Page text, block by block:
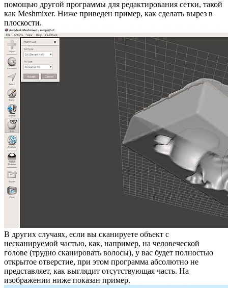
помощью другой программы для редактирования сетки, такой
как Meshmixer. Ниже приведен пример, как сделать вырез в
плоскости.
В других случаях, если вы сканируете объект с
несканируемой частью, как, например, на человеческой
голове (трудно сканировать волосы), у вас будет полностью
открытое отверстие, при этом программа абсолютно не
представляет, как выглядит отсутствующая часть. На
изображении ниже показан пример.